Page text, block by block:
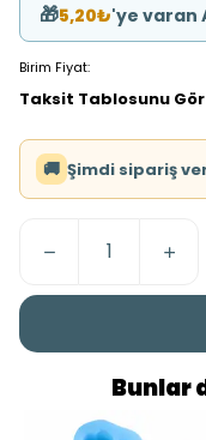
🎁5,20₺'ye varan
Birim Fiyat:
Taksit Tablosunu Gör
🚚 Şimdi sipariş
Bunlar